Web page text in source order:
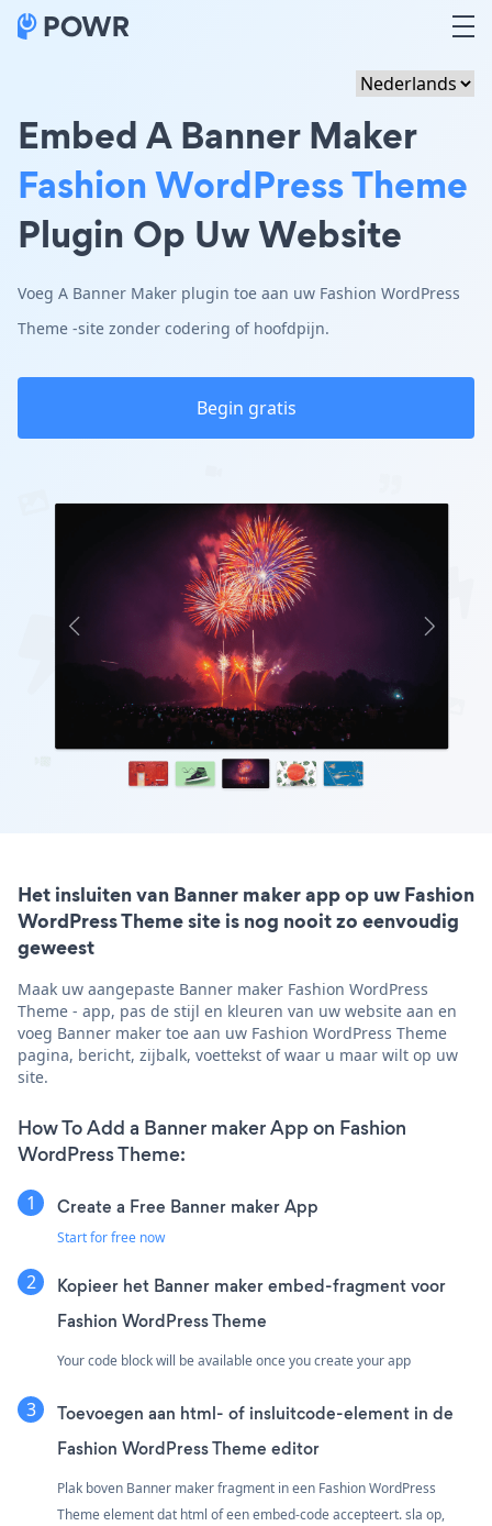
Embed A Banner Maker
Fashion WordPress Theme
Plugin Op Uw Website
Voeg A Banner Maker plugin toe aan uw Fashion WordPress
Theme -site zonder codering of hoofdpijn.
Begin gratis
Het insluiten van Banner maker app op uw Fashion
WordPress Theme site is nog nooit zo eenvoudig
geweest
Maak uw aangepaste Banner maker Fashion WordPress
Theme - app, pas de stijl en kleuren van uw website aan en
voeg Banner maker toe aan uw Fashion WordPress Theme
pagina, bericht, zijbalk, voettekst of waar u maar wilt op uw
site.
How To Add a Banner maker App on Fashion
WordPress Theme:
Create a Free Banner maker App
Start for free now
Kopieer het Banner maker embed-fragment voor
Fashion WordPress Theme
Your code block will be available once you create your app
Toevoegen aan html- of insluitcode-element in de
Fashion WordPress Theme editor
Plak boven Banner maker fragment in een Fashion WordPress
Theme element dat html of een embed-code accepteert. sla op,